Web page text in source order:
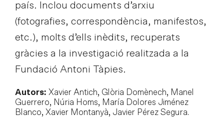
país. Inclou documents d’arxiu
(fotografies, correspondència, manifestos,
etc.), molts d’ells inèdits, recuperats
gràcies a la investigació realitzada a la
Fundació Antoni Tàpies.
Autors: Xavier Antich, Glòria Domènech, Manel
Guerrero, Núria Homs, María Dolores Jiménez
Blanco, Xavier Montanyà, Javier Pérez Segura.